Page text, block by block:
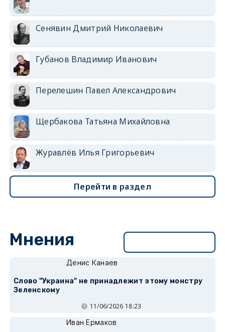
Сенявин Дмитрий Николаевич
Губанов Владимир Иванович
Перелешин Павел Александрович
Щербакова Татьяна Михайловна
Журавлёв Илья Григорьевич
Перейти в раздел
Мнения
Денис Канаев
Слово "Украина" не принадлежит этому монстру
Зеленскому
11/06/2026 18:23
Иван Ермаков